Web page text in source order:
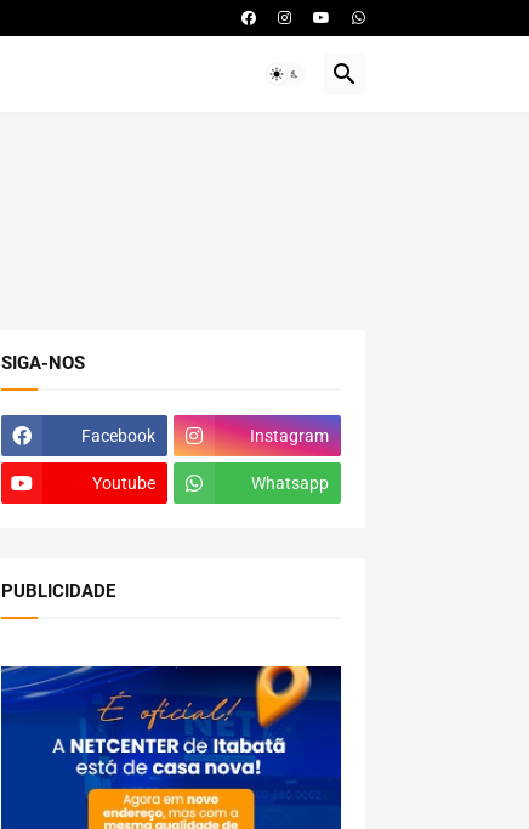
SIGA-NOS
Facebook Instagram
Youtube Whatsapp
PUBLICIDADE